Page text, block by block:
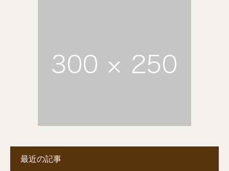
最近の記事